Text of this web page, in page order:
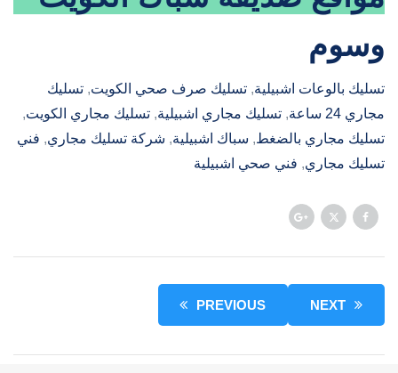
وسوم
تسليك بالوعات اشبيلية, تسليك صرف صحي الكويت, تسليك
مجاري 24 ساعة
, تسليك مجاري اشبيلية, تسليك مجاري الكويت,
تسليك مجاري بالضغط, سباك اشبيلية, شركة تسليك مجاري, فني
تسليك مجاري, فني صحي اشبيلية
PREVIOUS NEXT